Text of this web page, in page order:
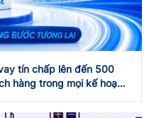
tín chấp lên đến 500
hàng trong mọi kế hoạch